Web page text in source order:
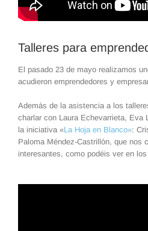
Talleres para
El pasado 23 de mayo realizamos
acudieron emprendedores y
Además de la asistencia a los
charlar con Laura Echevarrieta, Eva
la iniciativa «La Hoja en Blanco»:
Paloma Méndez-Castrillón, que nos
interesantes, como podéis ver en